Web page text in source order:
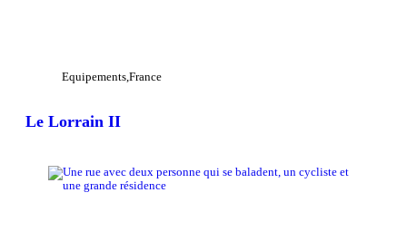
Equipements France
Le Lorrain II
View Large